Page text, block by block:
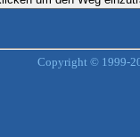
Copyright © 1999-